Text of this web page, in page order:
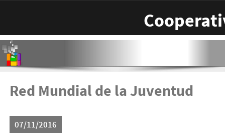
Red Mundial de la Juventud
07/11/2016